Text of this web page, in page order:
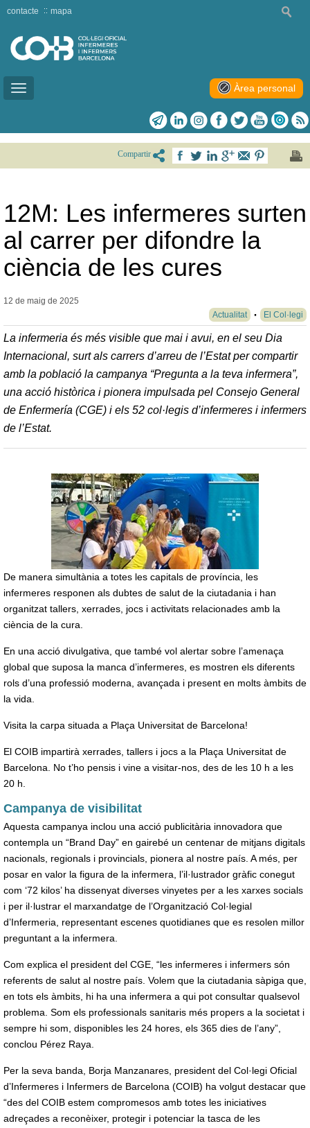
Toggle
contacte mapa
Àrea personal
Compartir
12M: Les infermeres surten
al carrer per difondre la
ciència de les cures
12 de maig de 2025
Actualitat
El Col·legi
La infermeria és més visible que mai i avui, en el seu Dia
Internacional, surt als carrers d’arreu de l’Estat per compartir
amb la població la campanya “Pregunta a la teva infermera”,
una acció històrica i pionera impulsada pel Consejo General
de Enfermería (CGE) i els 52 col·legis d’infermeres i infermers
de l’Estat.
De manera simultània a totes les capitals de província, les
infermeres responen als dubtes de salut de la ciutadania i han
organitzat tallers, xerrades, jocs i activitats relacionades amb la
ciència de la cura.
En una acció divulgativa, que també vol alertar sobre l’amenaça
global que suposa la manca d’infermeres, es mostren els diferents
rols d’una professió moderna, avançada i present en molts àmbits de
la vida.
Visita la carpa situada a Plaça Universitat de Barcelona!
El COIB impartirà xerrades, tallers i jocs a la Plaça Universitat de
Barcelona. No t’ho pensis i vine a visitar-nos, des de les 10 h a les
20 h.
Campanya de visibilitat
Aquesta campanya inclou una acció publicitària innovadora que
contempla un “Brand Day” en gairebé un centenar de mitjans digitals
nacionals, regionals i provincials, pionera al nostre país. A més, per
posar en valor la figura de la infermera, l’il·lustrador gràfic conegut
com ‘72 kilos’ ha dissenyat diverses vinyetes per a les xarxes socials
i per il·lustrar el marxandatge de l’Organització Col·legial
d’Infermeria, representant escenes quotidianes que es resolen millor
preguntant a la infermera.
Com explica el president del CGE, “les infermeres i infermers són
referents de salut al nostre país. Volem que la ciutadania sàpiga que,
en tots els àmbits, hi ha una infermera a qui pot consultar qualsevol
problema. Som els professionals sanitaris més propers a la societat i
sempre hi som, disponibles les 24 hores, els 365 dies de l’any”,
conclou Pérez Raya.
Per la seva banda, Borja Manzanares, president del Col·legi Oficial
d’Infermeres i Infermers de Barcelona (COIB) ha volgut destacar que
“des del COIB estem compromesos amb totes les iniciatives
adreçades a reconèixer, protegir i potenciar la tasca de les